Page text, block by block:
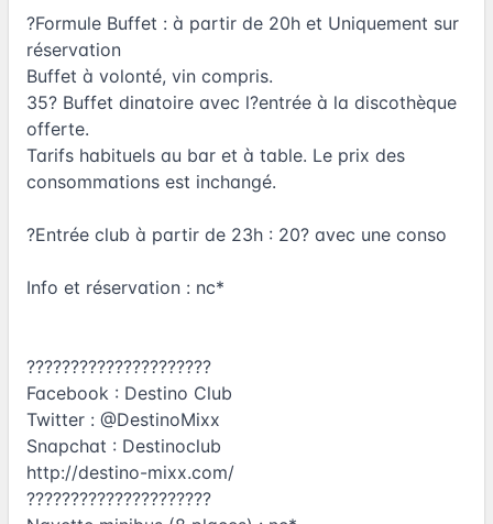
?Formule Buffet : à partir de 20h et Uniquement sur
réservation
Buffet à volonté, vin compris.
35? Buffet dinatoire avec l?entrée à la discothèque
offerte.
Tarifs habituels au bar et à table. Le prix des
consommations est inchangé.
?Entrée club à partir de 23h : 20? avec une conso
Info et réservation : nc*
?????????????????????
Facebook : Destino Club
Twitter : @DestinoMixx
Snapchat : Destinoclub
http://destino-mixx.com/
?????????????????????